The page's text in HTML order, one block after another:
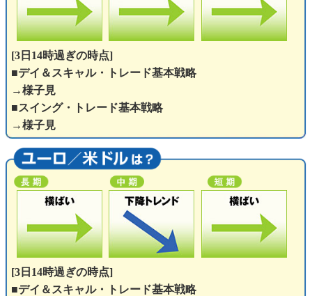
[3日14時過ぎの時点]
■デイ＆スキャル・トレード基本戦略
→様子見
■スイング・トレード基本戦略
→様子見
[3日14時過ぎの時点]
■デイ＆スキャル・トレード基本戦略